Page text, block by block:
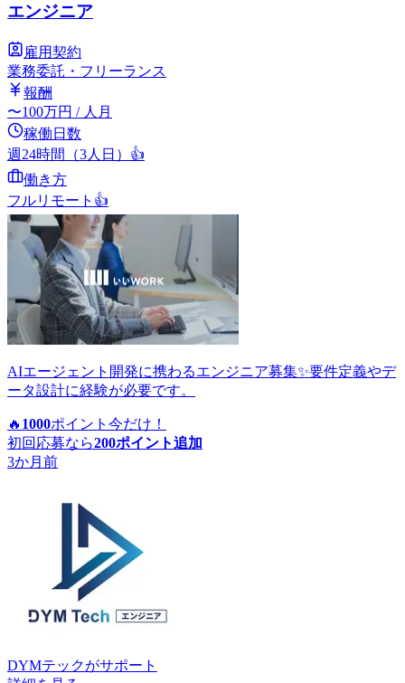
エンジニア
雇用契約
業務委託・フリーランス
報酬
〜100万円 / 人月
稼働日数
週24時間（3人日） 👍
働き方
フルリモート 👍
AIエージェント開発に携わるエンジニア募集✨要件定義やデ
ータ設計に経験が必要です。
🔥 1000ポイント 今だけ！
初回応募なら200ポイント追加
3か月前
DYMテックがサポート